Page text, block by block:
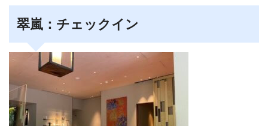
翠嵐：チェックイン